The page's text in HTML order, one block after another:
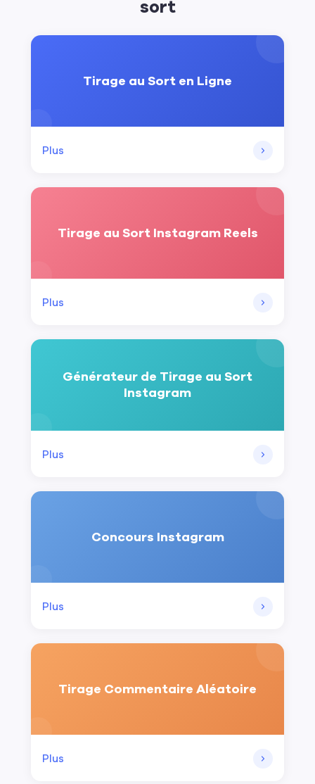
sort
Tirage au Sort en Ligne
Plus
Tirage au Sort Instagram Reels
Plus
Générateur de Tirage au Sort
Instagram
Plus
Concours Instagram
Plus
Tirage Commentaire Aléatoire
Plus